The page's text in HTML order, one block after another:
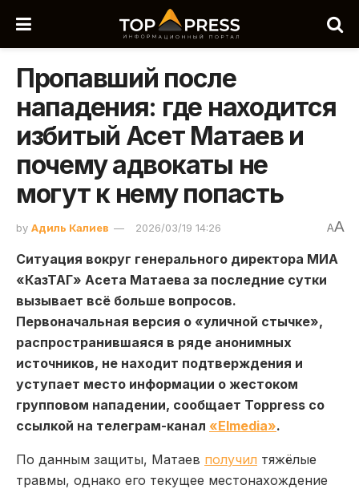
Пропавший после
нападения: где находится
избитый Асет Матаев и
почему адвокаты не
могут к нему попасть
by Адиль Калиев 2026/03/19 14:26 AA
Ситуация вокруг генерального директора МИА
«КазТАГ» Асета Матаева за последние сутки
вызывает всё больше вопросов.
Первоначальная версия о «уличной стычке»,
распространившаяся в ряде анонимных
источников, не находит подтверждения и
уступает место информации о жестоком
групповом нападении, сообщает Toppress со
ссылкой на телеграм-канал «Elmedia».
По данным защиты, Матаев получил тяжёлые
травмы, однако его текущее местонахождение